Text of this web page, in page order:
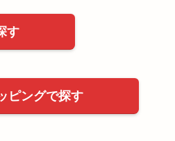
す
ピングで探す